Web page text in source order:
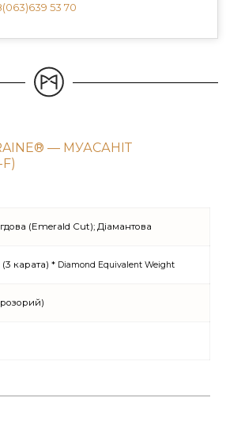
53 70
— МУАСАНІТ
(Emerald Cut); Діамантова
карата) * Diamond Equivalent Weight